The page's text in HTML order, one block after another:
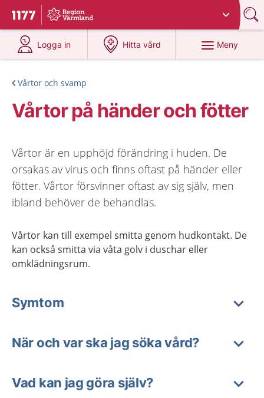
Till startsidan för 1177
Du har valt region
Logga in
på 1177.se
Hitta vård
på 1177.se
Meny
Vårtor och svamp
Vårtor på händer och fötter
Vårtor är en upphöjd förändring i huden. De
orsakas av virus och finns oftast på händer eller
fötter. Vårtor försvinner oftast av sig själv, men
ibland behöver de behandlas.
Vårtor kan till exempel smitta genom hudkontakt. De
kan också smitta via våta golv i duschar eller
omklädningsrum.
Symtom
När och var ska jag söka vård?
Vad kan jag göra själv?